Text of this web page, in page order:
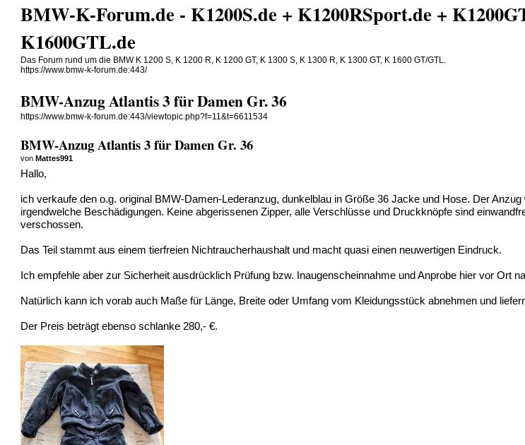
BMW-K-Forum.de - K1200S.de + K1200RSport.de +
K1600GTL.de
Das Forum rund um die BMW K 1200 S, K 1200 R, K 1200 GT, K 1300 S, K 1300 R, K 1300 GT, K 1600 GT/GTL.
https://www.bmw-k-forum.de:443/
BMW-Anzug Atlantis 3 für Damen Gr. 36
https://www.bmw-k-forum.de:443/viewtopic.php?f=11&t=6611534
BMW-Anzug Atlantis 3 für Damen Gr. 36
vonMattes991
Hallo,
ich verkaufe den o.g. original BMW-Damen-Lederanzug, dunkelblau in Größe 36 Jacke und Hose. Der
irgendwelche Beschädigungen. Keine abgerissenen Zipper, alle Verschlüsse und Druckknöpfe sind
verschossen.
Das Teil stammt aus einem tierfreien Nichtraucherhaushalt und macht quasi einen neuwertigen Eindruck.
Ich empfehle aber zur Sicherheit ausdrücklich Prüfung bzw. Inaugenscheinnahme und Anprobe hier vor Ort
Natürlich kann ich vorab auch Maße für Länge, Breite oder Umfang vom Kleidungsstück abnehmen und
Der Preis beträgt ebenso schlanke 280,- €.